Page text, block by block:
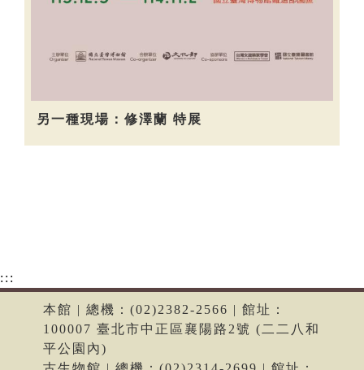
另一種現場：修澤蘭 特展
:::
本館 | 總機：(02)2382-2566 | 館址：
100007 臺北市中正區襄陽路2號 (二二八和
平公園內)